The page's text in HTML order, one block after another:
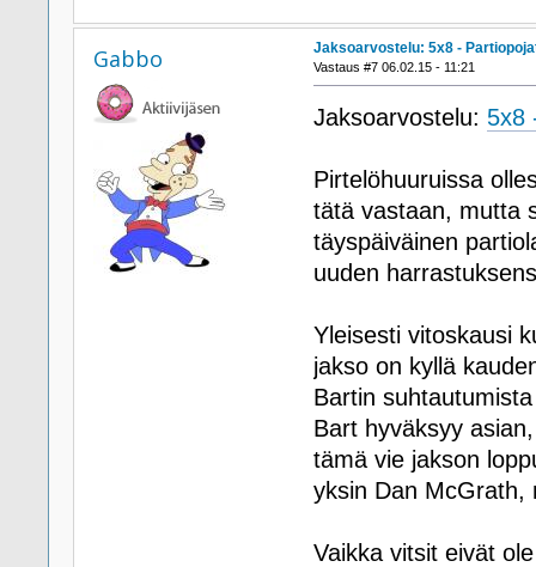
Gabbo Jaksoarvostelu: 5x8 -
Vastaus #7 06.02.15 - 11:21
Jaksoarvostelu: 5x8
Pirtelöhuuruissa
tätä vastaan, mutta
täyspäiväinen
uuden
Yleisesti vitoskausi
jakso on kyllä
Bartin
Bart hyväksyy
tämä vie jakson
yksin Dan McGrath,
Vaikka vitsit eivät